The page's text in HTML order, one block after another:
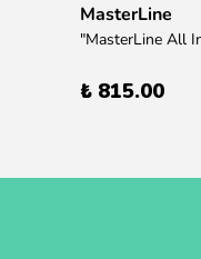
MasterLine
₺ 815.00